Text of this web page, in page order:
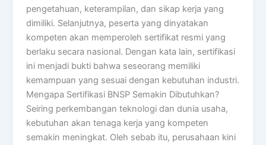
pengetahuan, keterampilan, dan sikap kerja yang
dimiliki. Selanjutnya, peserta yang dinyatakan
kompeten akan memperoleh sertifikat resmi yang
berlaku secara nasional. Dengan kata lain, sertifikasi
ini menjadi bukti bahwa seseorang memiliki
kemampuan yang sesuai dengan kebutuhan industri.
Mengapa Sertifikasi BNSP Semakin Dibutuhkan?
Seiring perkembangan teknologi dan dunia usaha,
kebutuhan akan tenaga kerja yang kompeten
semakin meningkat. Oleh sebab itu, perusahaan kini